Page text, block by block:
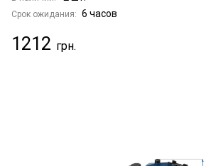
Срок ожидания: 6 часов
1212